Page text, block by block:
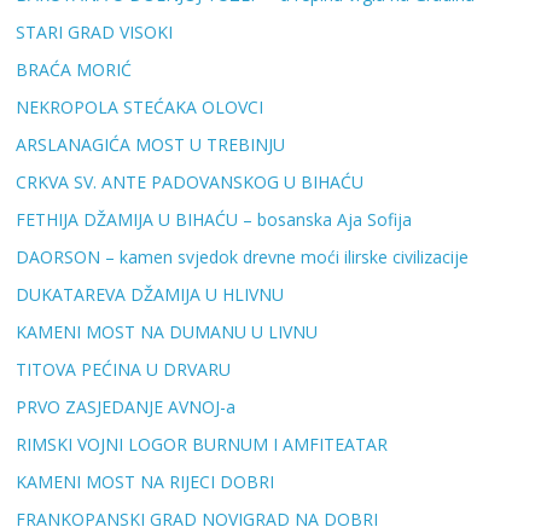
STARI GRAD VISOKI
BRAĆA MORIĆ
NEKROPOLA STEĆAKA OLOVCI
ARSLANAGIĆA MOST U TREBINJU
CRKVA SV. ANTE PADOVANSKOG U BIHAĆU
FETHIJA DŽAMIJA U BIHAĆU – bosanska Aja Sofija
DAORSON – kamen svjedok drevne moći ilirske civilizacije
DUKATAREVA DŽAMIJA U HLIVNU
KAMENI MOST NA DUMANU U LIVNU
TITOVA PEĆINA U DRVARU
PRVO ZASJEDANJE AVNOJ-a
RIMSKI VOJNI LOGOR BURNUM I AMFITEATAR
KAMENI MOST NA RIJECI DOBRI
FRANKOPANSKI GRAD NOVIGRAD NA DOBRI